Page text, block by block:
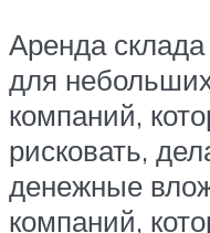
Аренда
для
компаний,
рисковать,
денежные
компаний,